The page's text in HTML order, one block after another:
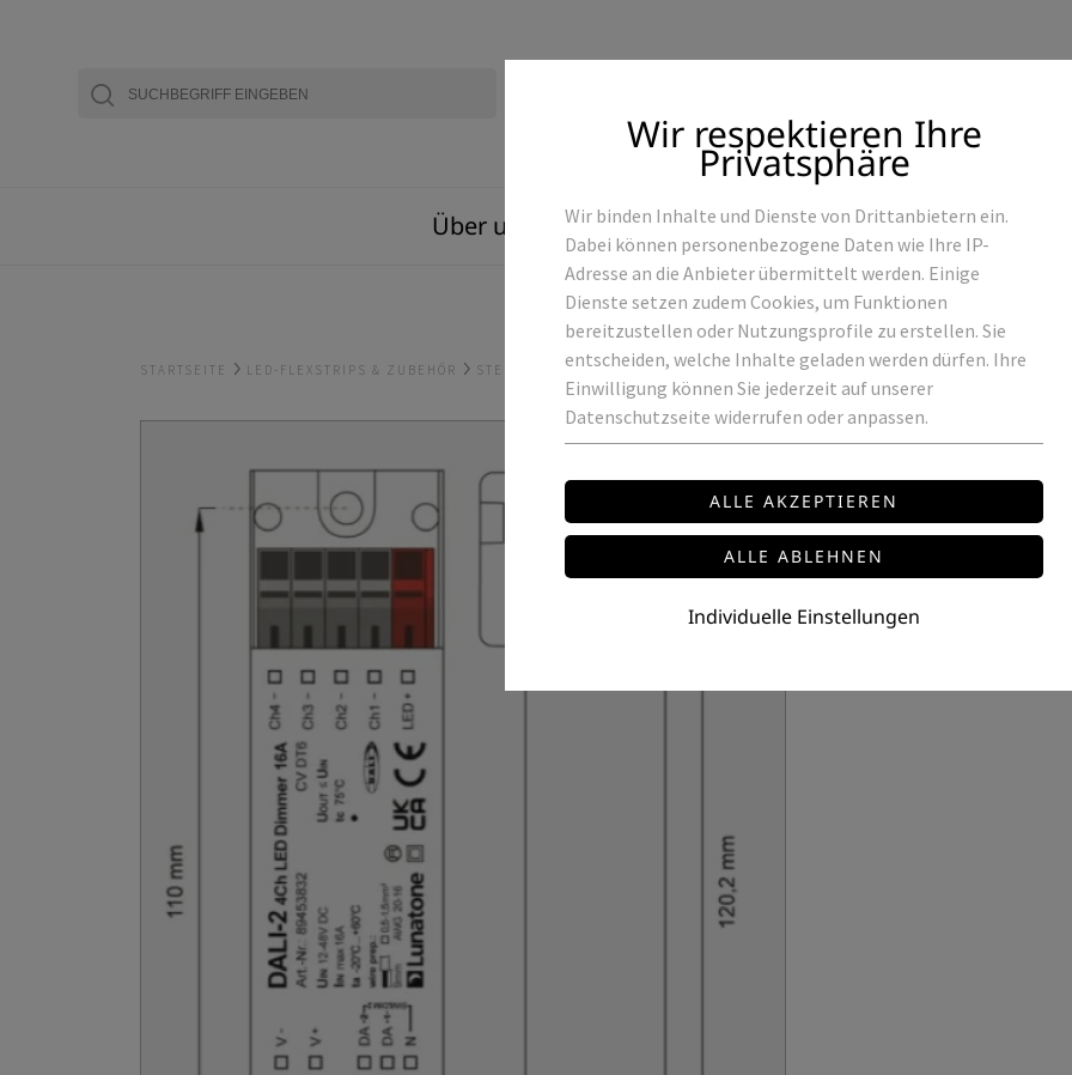
Über uns Produkte Referenzen
STARTSEITE LED-FLEXSTRIPS & ZUBEHÖR STEUERUNGEN LED-DT6-DIMMER-L-16A
LED-DT6-
LED DALI Dimmer 4 Kanal 4
Wir respektieren Ihre
Privatsphäre
Wir binden Inhalte und Dienste von Drittanbietern ein.
Dabei können personenbezogene Daten wie Ihre IP-
Adresse an die Anbieter übermittelt werden. Einige
Dienste setzen zudem Cookies, um Funktionen
bereitzustellen oder Nutzungsprofile zu erstellen. Sie
entscheiden, welche Inhalte geladen werden dürfen. Ihre
Einwilligung können Sie jederzeit auf unserer
Datenschutzseite widerrufen oder anpassen.
Individuelle Einstellungen